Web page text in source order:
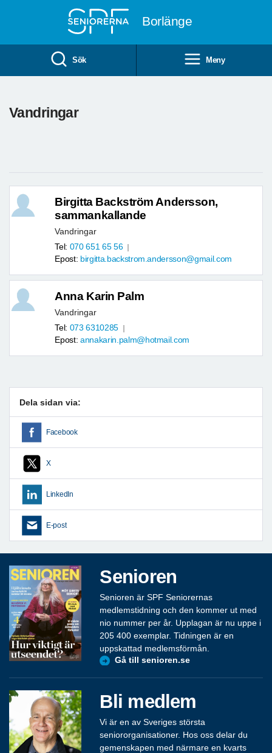
Borlänge
Sök Meny
Vandringar
Birgitta Backström Andersson,
sammankallande
Vandringar
Tel: 070 651 65 56
Epost: birgitta.backstrom.andersson@gmail.com
Anna Karin Palm
Vandringar
Tel: 073 6310285
Epost: annakarin.palm@hotmail.com
Dela sidan via:
Facebook
X
LinkedIn
E-post
Senioren
Senioren är SPF Seniorernas
medlemstidning och den kommer ut med
nio nummer per år. Upplagan är nu uppe i
205 400 exemplar. Tidningen är en
uppskattad medlemsförmån.
Gå till senioren.se
Bli medlem
Vi är en av Sveriges största
seniororganisationer. Hos oss delar du
gemenskapen med närmare en kvarts